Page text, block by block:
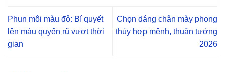
Phun môi màu đỏ: Bí quyết
lên màu quyến rũ vượt thời
gian
Chọn dáng chân mày phong
thủy hợp mệnh, thuận tướng
2026